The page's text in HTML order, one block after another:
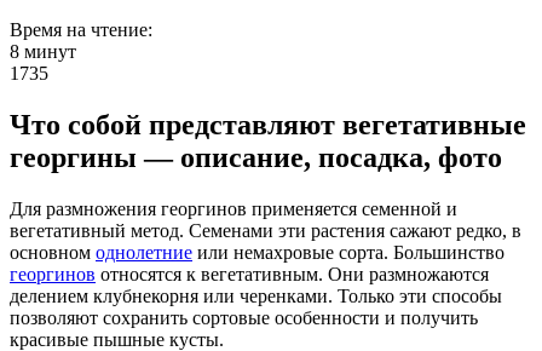
Время на чтение:
8 минут
1735
Что собой представляют вегетативные
георгины — описание, посадка, фото
Для размножения георгинов применяется семенной и
вегетативный метод. Семенами эти растения сажают редко, в
основном однолетние или немахровые сорта. Большинство
георгинов относятся к вегетативным. Они размножаются
делением клубнекорня или черенками. Только эти способы
позволяют сохранить сортовые особенности и получить
красивые пышные кусты.